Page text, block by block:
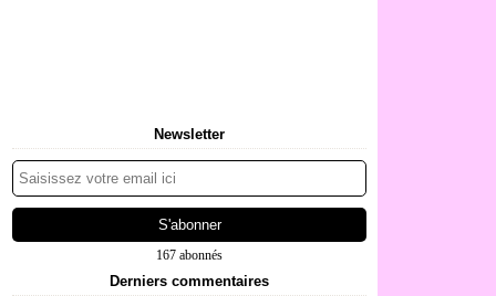
Newsletter
167 abonnés
Derniers commentaires